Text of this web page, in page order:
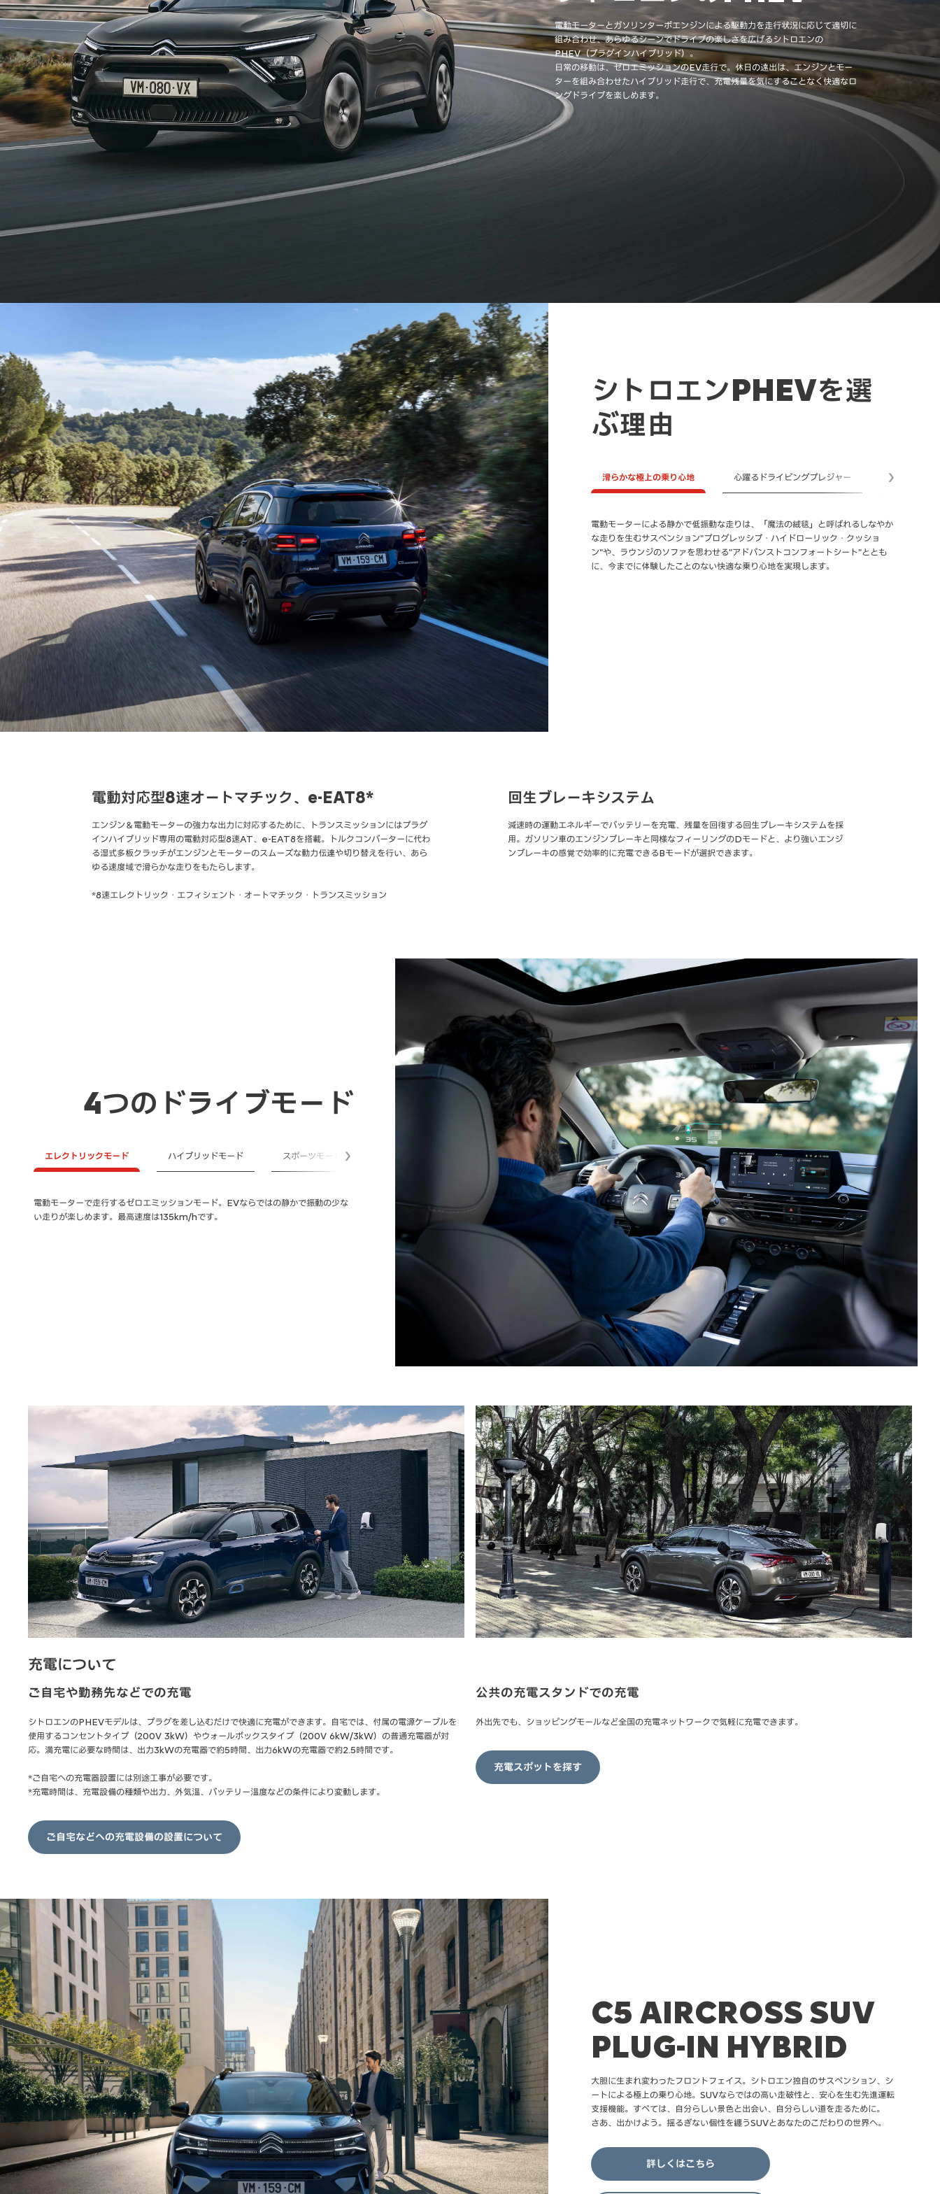
電動モーターとガソリンターボエンジンによる駆動力を走行状況に応じて適切に
組み合わせ、あらゆるシーンでドライブの楽しさを広げるシトロエンの
PHEV（プラグインハイブリッド）。
日常の移動は、ゼロエミッションのEV走行で。休日の遠出は、エンジンとモー
ターを組み合わせたハイブリッド走行で、充電残量を気にすることなく快適なロ
ングドライブを楽しめます。
シトロエンPHEVを選
ぶ理由
電動モーターによる静かで低振動な走りは、「魔法の絨毯」と呼ばれるしなやか
な走りを生むサスペンション"プログレッシブ・ハイドローリック・クッショ
ン"や、ラウンジのソファを思わせる"アドバンストコンフォートシート"ととも
に、今までに体験したことのない快適な乗り心地を実現します。
シトロエンのプラグインハイブリッドシステムを構成するのは、胸のすく加速を
もたらす電動モーターと、伸びやかなパワーを発揮する1.6ℓPureTechガソリン
ターボエンジン。走行状況により駆動力を最適に組み合わせ、心躍るドライビン
グプレジャーをもたらします。
エレクトリックモードを選択すれば、電動モーターだけの100%EV走行が可能
に。EV走行のみでの航続距離を示すEV走行換算距離*(WLTCモード)は、C5
AIRCROSS SUV PLUG-IN HYBRIDの場合65km、C5 X PLUG-IN
HYBRIDの場合66kmです。
滑らかな極上の乗り心地 心躍るドライビングプレジャー EV走行のみ
電動対応型8速オートマチック、e-EAT8*
エンジン＆電動モーターの強力な出力に対応するために、トランスミッションにはプラグ
インハイブリッド専用の電動対応型8速AT、e-EAT8を搭載。トルクコンバーターに代わ
る湿式多板クラッチがエンジンとモーターのスムーズな動力伝達や切り替えを行い、あら
ゆる速度域で滑らかな走りをもたらします。
*8速エレクトリック・エフィシェント・オートマチック・トランスミッション
回生ブレーキシステム
減速時の運動エネルギーでバッテリーを充電、残量を回復する回生ブレーキシステムを採
用。ガソリン車のエンジンブレーキと同様なフィーリングのDモードと、より強いエンジ
ンブレーキの感覚で効率的に充電できるBモードが選択できます。
4つのドライブモード
電動モーターで走行するゼロエミッションモード。EVならではの静かで振動の少な
い走りが楽しめます。最高速度は135km/hです。
エンジンとモーターを活用しながら、総合的に効率を高める走行モード。
主にエンジンを動力源としながら、状況に応じてモーターのパワーも
引き出すモード。アクセルペダル、ステアリングのレスポンス、ギア
ングを調整し、ダイナミックな走りを可能にします。
エレクトリックモード ハイブリッドモード スポーツモード
充電について
ご自宅や勤務先などでの充電
シトロエンのPHEVモデルは、プラグを差し込むだけで快適に充電ができます。自宅では、付属の電源ケーブルを
使用するコンセントタイプ（200V 3kW）やウォールボックスタイプ（200V 6kW/3kW）の普通充電器が対
応。満充電に必要な時間は、出力3kWの充電器で約5時間、出力6kWの充電器で約2.5時間です。
*ご自宅への充電器設置には別途工事が必要です。
*充電時間は、充電設備の種類や出力、外気温、バッテリー温度などの条件により変動します。
ご自宅などへの充電設備の設置について
公共の充電スタンドでの充電
外出先でも、ショッピングモールなど全国の充電ネットワークで気軽に充電できます。
充電スポットを探す
C5 AIRCROSS SUV
PLUG-IN HYBRID
大胆に生まれ変わったフロントフェイス。シトロエン独自のサスペンション、シ
ートによる極上の乗り心地。SUVならではの高い走破性と、安心を生む先進運転
支援機能。すべては、自分らしい景色と出会い、自分らしい道を走るために。
さあ、出かけよう。揺るぎない個性を纏うSUVとあなたのこだわりの世界へ。
詳しくはこちら